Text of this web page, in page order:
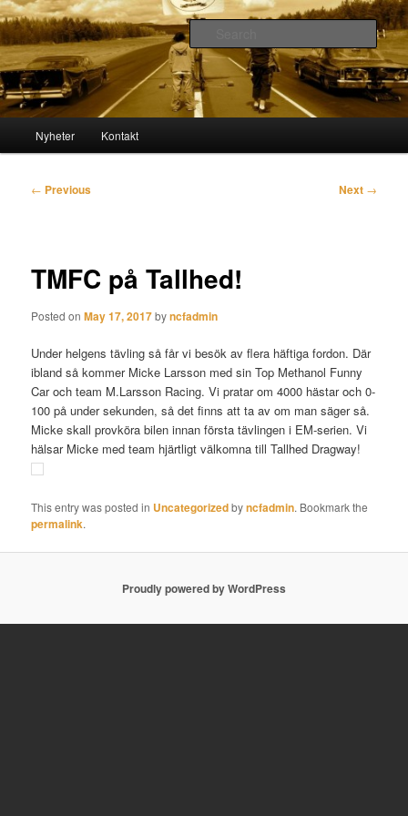
Skip
to
primary
contentNight Cruisers Färnäs
Crusing since 1984
Nyheter Kontakt
Post
← Previous Next →
TMFC på Tallhed!
Posted onMay 17, 2017byncfadmin
Under helgens tävling så får vi besök av flera häftiga fordon. Där
ibland så kommer Micke Larsson med sin Top Methanol Funny
Car och team M.Larsson Racing. Vi pratar om 4000 hästar och 0-
100 på under sekunden, så det finns att ta av om man säger så.
Micke skall provköra bilen innan första tävlingen i EM-serien. Vi
hälsar Micke med team hjärtligt välkomna till Tallhed Dragway!
This entry was posted in Uncategorizedbyncfadmin. Bookmark the
permalink.
Proudly powered by WordPress